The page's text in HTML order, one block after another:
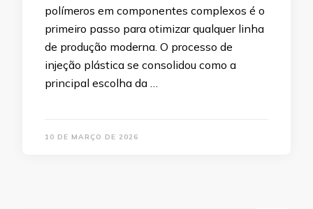
polímeros em componentes complexos é o
primeiro passo para otimizar qualquer linha
de produção moderna. O processo de
injeção plástica se consolidou como a
principal escolha da …
10 DE MARÇO DE 2026